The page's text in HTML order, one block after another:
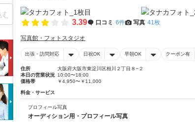
3.39 口コミ 6件 写真 41枚
写真館・フォトスタジオ
出張・訪問対応 日祝OK 早朝OK クーポン有
住所
大阪府大阪市東淀川区相川２丁目８−２
本日の営業状況 10:00〜18:00
価格帯
￥4,950〜￥11,000
料金・サービス
プロフィール写真
オーディション用・プロフィール写真